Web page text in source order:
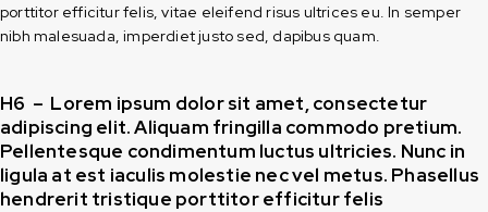
porttitor efficitur felis, vitae eleifend risus ultrices eu. In semper
nibh malesuada, imperdiet justo sed, dapibus quam.
H6 – Lorem ipsum dolor sit amet, consectetur
adipiscing elit. Aliquam fringilla commodo pretium.
Pellentesque condimentum luctus ultricies. Nunc in
ligula at est iaculis molestie nec vel metus. Phasellus
hendrerit tristique porttitor efficitur felis